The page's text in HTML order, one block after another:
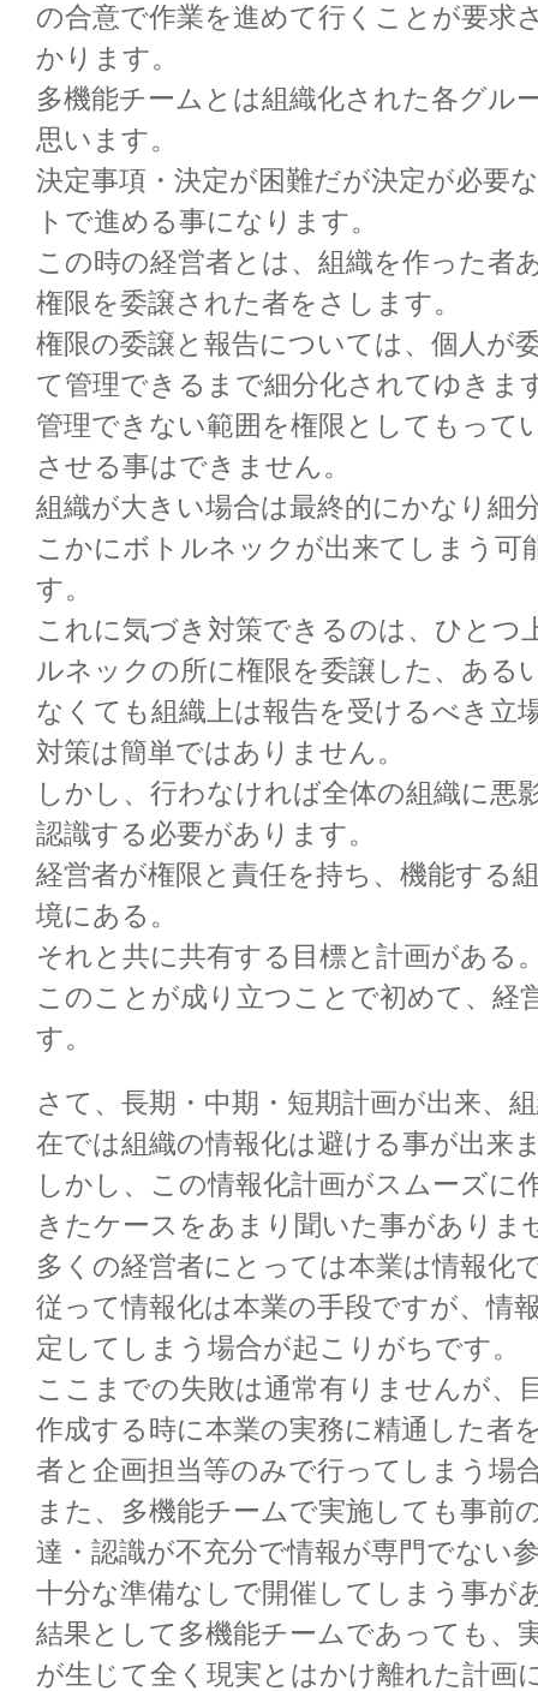
の合意で作業を進めて行くことが要求
かります。
多機能チームとは組織化された各グル
思います。
決定事項・決定が困難だが決定が必要
トで進める事になります。
この時の経営者とは、組織を作った者
権限を委譲された者をさします。
権限の委譲と報告については、個人が
て管理できるまで細分化されてゆきま
管理できない範囲を権限としてもって
させる事はできません。
組織が大きい場合は最終的にかなり細
こかにボトルネックが出来てしまう可
す。
これに気づき対策できるのは、ひとつ
ルネックの所に権限を委譲した、ある
なくても組織上は報告を受けるべき立
対策は簡単ではありません。
しかし、行わなければ全体の組織に悪
認識する必要があります。
経営者が権限と責任を持ち、機能する
境にある。
それと共に共有する目標と計画がある
このことが成り立つことで初めて、経
す。
さて、長期・中期・短期計画が出来、
在では組織の情報化は避ける事が出来
しかし、この情報化計画がスムーズに
きたケースをあまり聞いた事がありま
多くの経営者にとっては本業は情報化
従って情報化は本業の手段ですが、情
定してしまう場合が起こりがちです。
ここまでの失敗は通常有りませんが、
作成する時に本業の実務に精通した者
者と企画担当等のみで行ってしまう場
また、多機能チームで実施しても事前
達・認識が不充分で情報が専門でない
十分な準備なしで開催してしまう事が
結果として多機能チームであっても、
が生じて全く現実とはかけ離れた計画